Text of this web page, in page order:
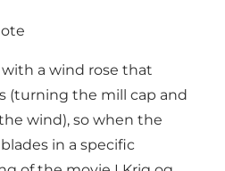
a wind rose that
(turning the mill cap and
wind), so when the
in a specific